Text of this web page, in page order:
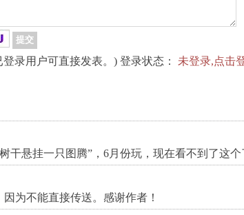
录用户可直接发表。) 登录状态： 未登录,点击
干悬挂一只图腾”，6月份玩，现在看不到了这
为不能直接传送。感谢作者！